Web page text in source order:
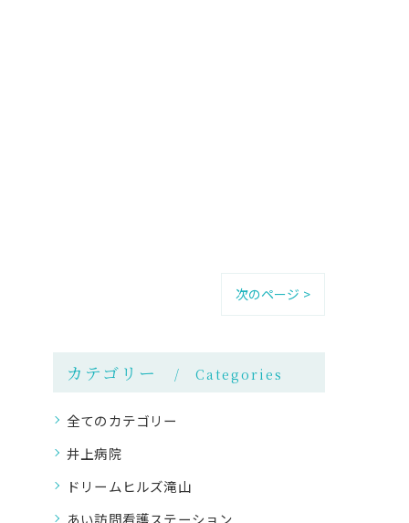
次のページ >
カテゴリー Categories
全てのカテゴリー
井上病院
ドリームヒルズ滝山
あい訪問看護ステーション